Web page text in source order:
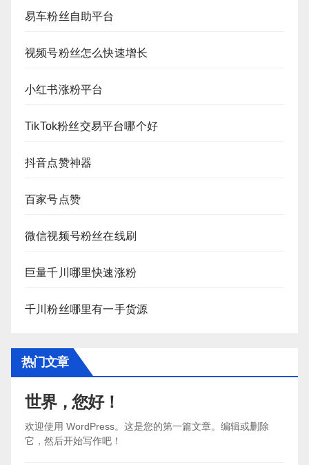
易车粉丝自助平台
视频号粉丝怎么快速增长
小红书涨粉平台
TikTok粉丝交易平台哪个好
抖音点赞神器
百家号点赞
微信视频号粉丝在线刷
巨量千川哪里快速涨粉
千川粉丝哪里有一手货源
热门文章
世界，您好！
欢迎使用 WordPress。这是您的第一篇文章。编辑或删除
它，然后开始写作吧！